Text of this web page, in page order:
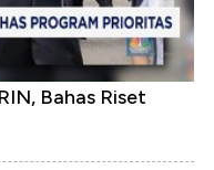
Bahas Riset